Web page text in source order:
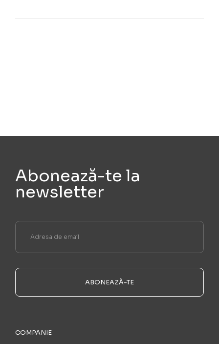
Abonează-te la
newsletter
ABONEAZĂ-TE
COMPANIE